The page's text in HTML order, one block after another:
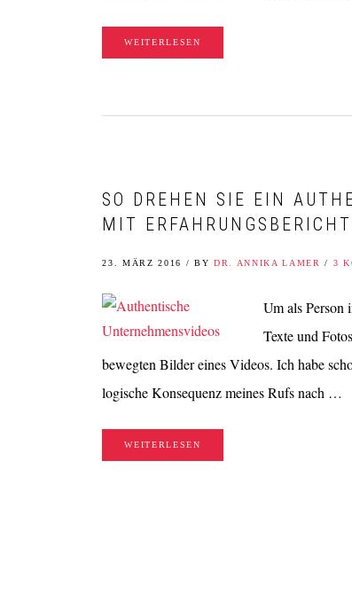
WEITERLESEN
SO DREHEN SIE EIN
MIT ERFAHRUNGSBERICHT
23. MÄRZ 2016 / BY DR. ANNIKA LAMER / 3
Um als Person
Texte und
bewegten Bilder eines Videos. Ich habe
logische Konsequenz meines Rufs nach …
WEITERLESEN